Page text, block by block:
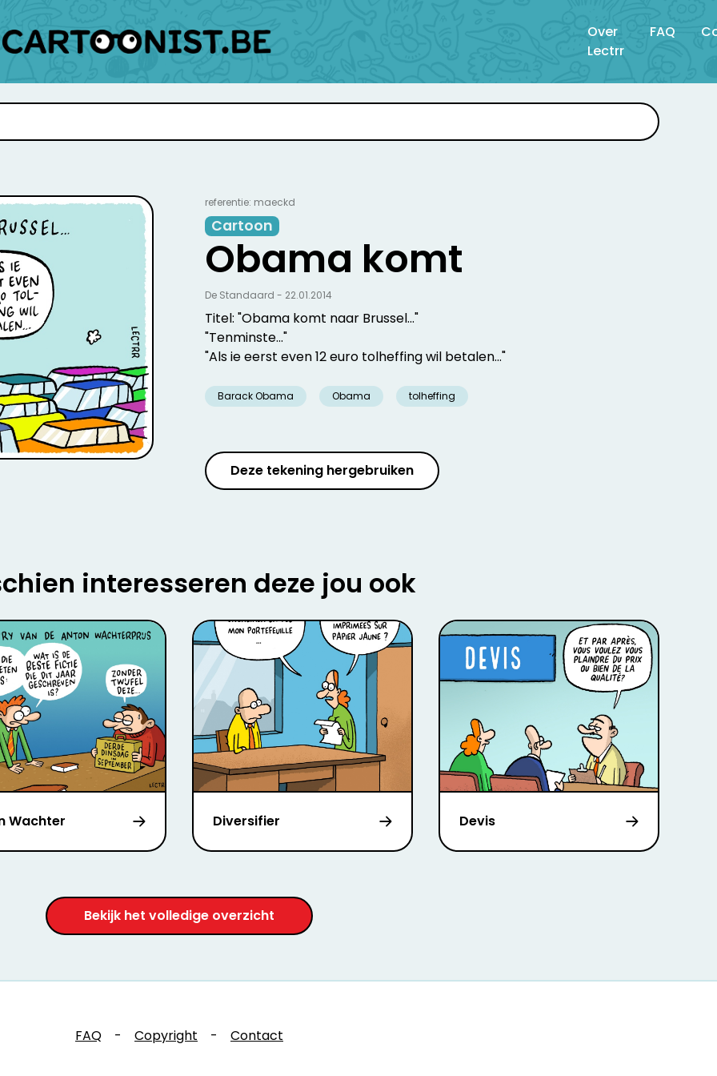
Over
Lectrr
FAQ
referentie: maeckd
Cartoon
Obama komt
Titel: "Obama komt naar Brussel..."
"Tenminste..."
"Als ie eerst even 12 euro tolheffing wil betalen..."
Barack Obama Obama tolheffing
De Standaard - 22.01.2014
Deze tekening hergebruiken
interesseren deze jou ook
Wachter Diversifier Devis
Bekijk het volledige overzicht
FAQ - Copyright - Contact